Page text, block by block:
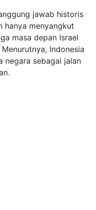
jawab historis
hanya menyangkut
masa depan Israel
Indonesia
negara sebagai jalan